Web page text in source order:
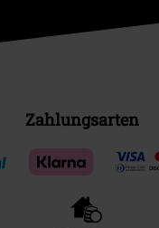
Zahlungsarten